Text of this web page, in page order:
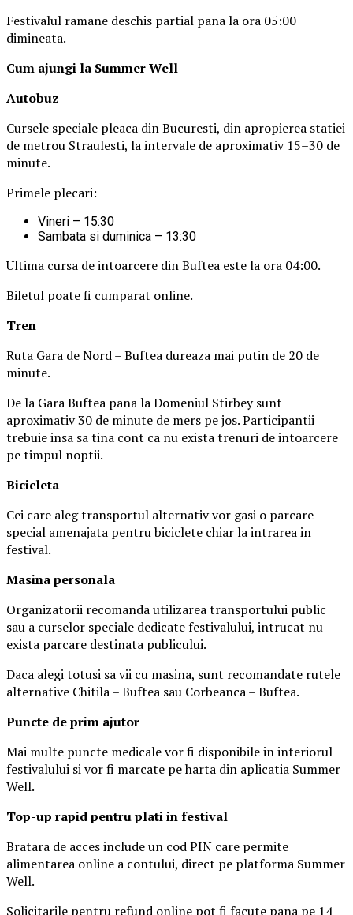
Festivalul ramane deschis partial pana la ora 05:00
dimineata.
Cum ajungi la Summer Well
Autobuz
Cursele speciale pleaca din Bucuresti, din apropierea statiei
de metrou Straulesti, la intervale de aproximativ 15–30 de
minute.
Primele plecari:
Vineri – 15:30
Sambata si duminica – 13:30
Ultima cursa de intoarcere din Buftea este la ora 04:00.
Biletul poate fi cumparat online.
Tren
Ruta Gara de Nord – Buftea dureaza mai putin de 20 de
minute.
De la Gara Buftea pana la Domeniul Stirbey sunt
aproximativ 30 de minute de mers pe jos. Participantii
trebuie insa sa tina cont ca nu exista trenuri de intoarcere
pe timpul noptii.
Bicicleta
Cei care aleg transportul alternativ vor gasi o parcare
special amenajata pentru biciclete chiar la intrarea in
festival.
Masinapersonala
Organizatorii recomanda utilizarea transportului public
sau a curselor speciale dedicate festivalului, intrucat nu
exista parcare destinata publicului.
Daca alegi totusi sa vii cu masina, sunt recomandate rutele
alternative Chitila – Buftea sau Corbeanca – Buftea.
Puncte de prim ajutor
Mai multe puncte medicale vor fi disponibile in interiorul
festivalului si vor fi marcate pe harta din aplicatia Summer
Well.
Top-up rapid pentru plati in festival
Bratara de acces include un cod PIN care permite
alimentarea online a contului, direct pe platforma Summer
Well.
Solicitarile pentru refund online pot fi facute pana pe 14